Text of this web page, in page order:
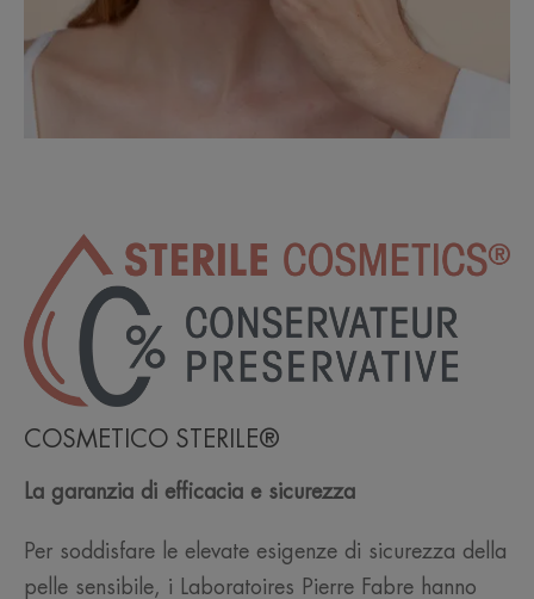
COSMETICO STERILE®
La garanzia di efficacia e sicurezza
Per soddisfare le elevate esigenze di sicurezza della
pelle sensibile, i Laboratoires Pierre Fabre hanno